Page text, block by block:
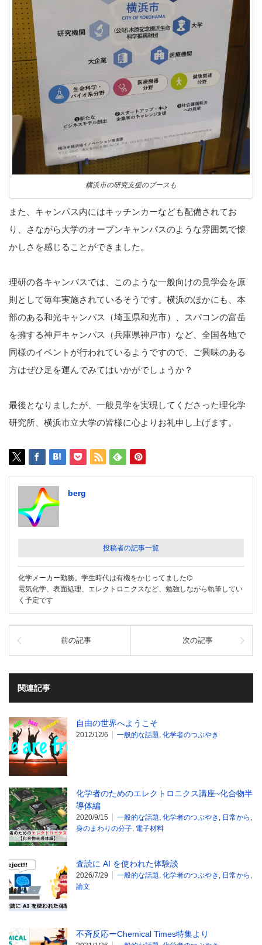
横浜市の研究支援のブースも
また、キャンパス内にはキッチンカーなども配備されてお
り、さながら大学のオープンキャンパスのような雰囲気で懐
かしさを感じることができました。
理研の各キャンバスでは、このような一般向けの見学会を原
則として毎年実施されているそうです。横浜のほかにも、本
部のある和光キャンパス（埼玉県和光市）、スパコンの富岳
を擁する神戸キャンパス（兵庫県神戸市）など、全国各地で
同様のイベントが行われているようですので、ご興味のある
方はぜひ足を運んでみてはいかがでしょうか？
最後となりましたが、一般見学を実現してくださった理化学
研究所、横浜市立大学の皆様に心よりお礼申し上げます。
berg
投稿者の記事一覧
化学メーカー勤務。学生時代は有機をかじってました⌬
電気化学、表面処理、エレクトロニクスなど、勉強しながら執筆してい
く予定です
前の記事 次の記事
関連記事
自由の世界へようこそ
2012/12/6 一般的な話題, 化学者のつぶやき
化学者のためのエレクトロニクス講座~化合物半
導体編
2020/9/15 一般的な話題, 化学者のつぶやき , 日常から ,
身のまわりの分子, 電子材料
査読に AI を使われた体験談
2026/7/29 一般的な話題, 化学者のつぶやき , 日常から ,
論文
不斉反応ーChemical Times特集より